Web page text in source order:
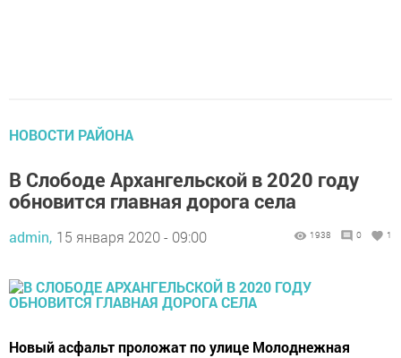
НОВОСТИ РАЙОНА
В Слободе Архангельской в 2020 году
обновится главная дорога села
admin, 15 января 2020 - 09:00 1938 0 1
Новый асфальт проложат по улице Молоднежная